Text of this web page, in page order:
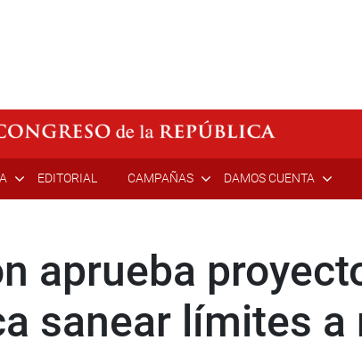
EDITORIAL CAMPAÑAS DAMOS CUENTA
aprueba
sanear límites a